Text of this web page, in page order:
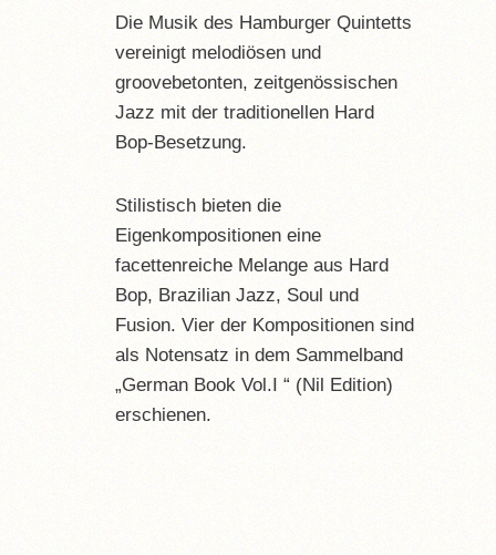
Die Musik des Hamburger Quintetts
vereinigt melodiösen und
groovebetonten, zeitgenössischen
Jazz mit der traditionellen Hard
Bop-Besetzung.
Stilistisch bieten die
Eigenkompositionen eine
facettenreiche Melange aus Hard
Bop, Brazilian Jazz, Soul und
Fusion. Vier der Kompositionen sind
als Notensatz in dem Sammelband
„German Book Vol.I “ (Nil Edition)
erschienen.